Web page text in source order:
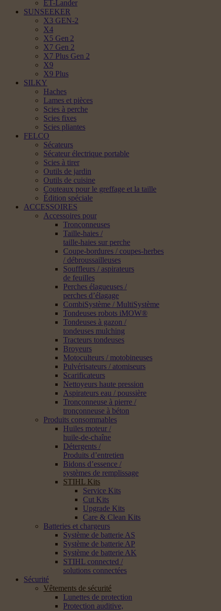
ET-Lander
SUNSEEKER
X3 GEN-2
X4
X5 Gen 2
X7 Gen 2
X7 Plus Gen 2
X9
X9 Plus
SILKY
Haches
Lames et pièces
Scies à perche
Scies fixes
Scies pliantes
FELCO
Sécateurs
Sécateur électrique portable
Scies à tirer
Outils de jardin
Outils de cuisine
Couteaux pour le greffage et la taille
Édition spéciale
ACCESSOIRES
Accessoires pour
Tronçonneuses
Taille-haies /
taille-haies sur perche
Coupe-bordures / coupes-herbes
/ débroussailleuses
Souffleurs / aspirateurs
de feuilles
Perches élagueuses /
perches d’élagage
CombiSystème / MultiSystème
Tondeuses robots iMOW®
Tondeuses à gazon /
tondeuses mulching
Tracteurs tondeuses
Broyeurs
Motoculteurs / motobineuses
Pulvérisateurs / atomiseurs
Scarificateurs
Nettoyeurs haute pression
Aspirateurs eau / poussière
Tronçonneuse à pierre /
tronçonneuse à béton
Produits consommables
Huiles moteur /
huile-de-chaîne
Détergents /
Produits d’entretien
Bidons d’essence /
systèmes de remplissage
STIHL Kits
Service Kits
Cut Kits
Upgrade Kits
Care & Clean Kits
Batteries et chargeurs
Système de batterie AS
Système de batterie AP
Système de batterie AK
STIHL connected /
solutions connectées
Sécurité
Vêtements de sécurité
Lunettes de protection
Protection auditive,